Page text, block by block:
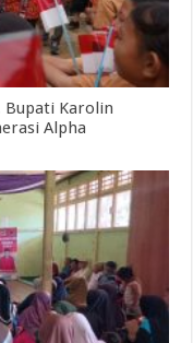
Bupati Karolin
Alpha